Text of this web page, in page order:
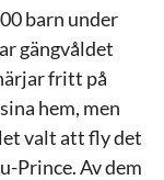
barn under
gängvåldet
fritt på
hem, men
valt att fly det
Prince. Av dem